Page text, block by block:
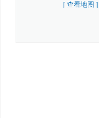
[ 查看地图 ]